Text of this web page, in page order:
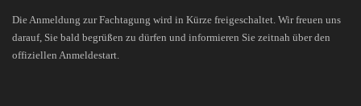
Die Anmeldung zur Fachtagung wird in Kürze freigeschaltet. Wir freuen uns
darauf, Sie bald begrüßen zu dürfen und informieren Sie zeitnah über den
offiziellen Anmeldestart.